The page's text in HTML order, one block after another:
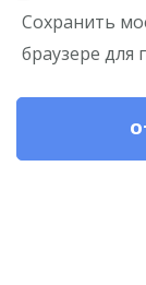
Сохранить
браузере